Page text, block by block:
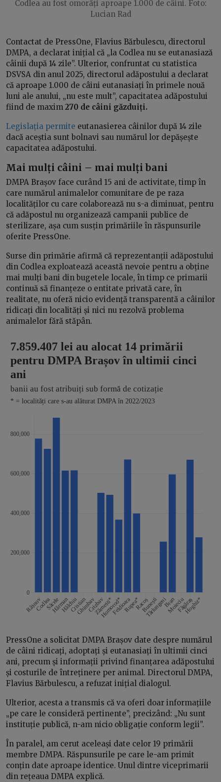
Codlea au fost omorâți aproape 1.000 de câini. Foto:
Lucian Rad
Contactat de PressOne, Flavius Bărbulescu, directorul
DMPA, a declarat inițial că „la Codlea nu se eutanasiază
câinii după 14 zile”. Ulterior, confruntat cu statistica
DSVSA din anul 2025, directorul adăpostului a declarat
că aproape 1.000 de câini eutanasiați în primele nouă
luni ale anului, „nu este mult”, capacitatea adăpostului
fiind de maxim 270 de câini găzduiți.
Legislația permite eutanasierea câinilor după 14 zile
dacă aceștia sunt bolnavi sau numărul lor depășește
capacitatea adăpostului.
Mai mulți câini – mai mulți bani
DMPA Brașov face curând 15 ani de activitate, timp în
care numărul animalelor comunitare de pe raza
localităților cu care colaborează nu s-a diminuat, pentru
că adăpostul nu organizează campanii publice de
sterilizare, așa cum susțin primăriile în răspunsurile
oferite PressOne.
Surse din primărie afirmă că reprezentanții adăpostului
din Codlea exploatează această nevoie pentru a obține
mai mulți bani din bugetele locale, în timp ce primarii
continuă să finanțeze o entitate privată care, în
realitate, nu oferă nicio evidență transparentă a câinilor
ridicați din localități și nici nu rezolvă problema
animalelor fără stăpân.
PressOne a solicitat DMPA Brașov date despre numărul
de câini ridicați, adoptați și eutanasiați în ultimii cinci
ani, precum și informații privind finanțarea adăpostului
și costurile de întreținere per animal. Directorul DMPA,
Flavius Bărbulescu, a refuzat inițial dialogul.
Ulterior, acesta a transmis că va oferi doar informațiile
„pe care le consideră pertinente”, precizând: „Nu sunt
instituție publică, n-am nicio obligație conform legii”.
În paralel, am cerut aceleași date celor 19 primării
membre DMPA. Răspunsurile pe care le-am primit
conțin date aproape identice. Unul dintre viceprimarii
din rețeaua DMPA explică.